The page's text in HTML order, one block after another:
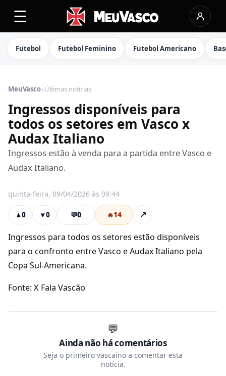
☰
Futebol Futebol Feminino Futebol Americano
MeuVasco›Últimas notícias
Ingressos disponíveis para
todos os setores em Vasco x
Audax Italiano
Ingressos estão à venda para a partida entre Vasco e
Audax Italiano.
quinta-feira, 09/04/2026 às 09:44
▲0 ▼0 💬0 🔥14 ↗
Ingressos para todos os setores estão disponíveis
para o confronto entre Vasco e Audax Italiano pela
Copa Sul-Americana.
Fonte: X Fala Vascão
💬
Ainda não há comentários
Seja o primeiro vascaíno a comentar esta
notícia.